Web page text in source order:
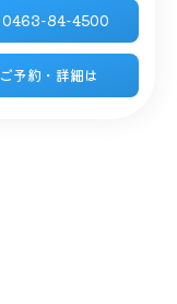
0463-84-4500
ご予約・詳細は